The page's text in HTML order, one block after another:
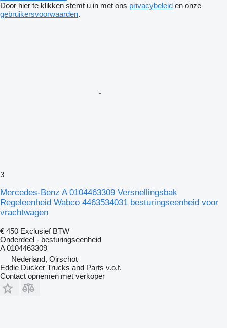
Door hier te klikken stemt u in met ons privacybeleid en onze
gebruikersvoorwaarden.
3
Mercedes-Benz A 0104463309 Versnellingsbak
Regeleenheid Wabco 4463534031 besturingseenheid voor
vrachtwagen
€ 450 Exclusief BTW
Onderdeel - besturingseenheid
A 0104463309
Nederland, Oirschot
Eddie Ducker Trucks and Parts v.o.f.
Contact opnemen met verkoper